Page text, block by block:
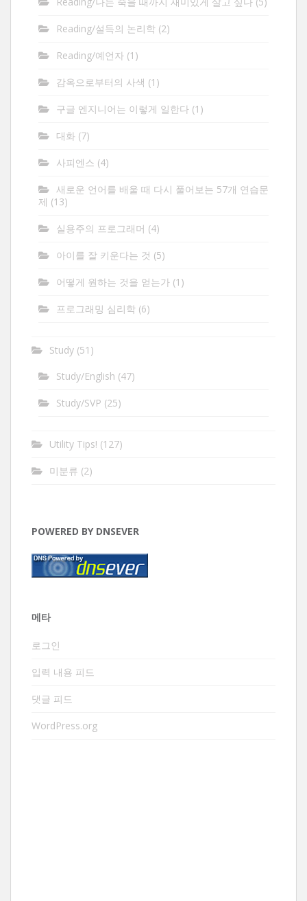
Reading/설득의 논리학 (2)
Reading/예언자 (1)
감옥으로부터의 사색 (1)
구글 엔지니어는 이렇게 일한다 (1)
대화 (7)
사피엔스 (4)
새로운 언어를 배울 때 다시 풀어보는 57개 연습문
제 (13)
실용주의 프로그래머 (4)
아이를 잘 키운다는 것 (5)
어떻게 원하는 것을 얻는가 (1)
프로그래밍 심리학 (6)
Study (51)
Study/English (47)
Study/SVP (25)
Utility Tips! (127)
미분류 (2)
POWERED BY DNSEVER
메타
로그인
입력 내용 피드
댓글 피드
WordPress.org